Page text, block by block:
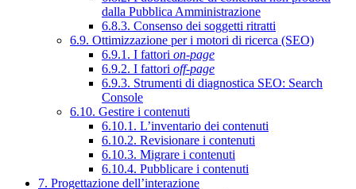
dalla Pubblica Amministrazione
6.8.3. Consenso dei soggetti ritratti
6.9. Ottimizzazione per i motori di ricerca (SEO)
6.9.1. I fattori on-page
6.9.2. I fattori off-page
6.9.3. Strumenti di diagnostica SEO: Search
Console
6.10. Gestire i contenuti
6.10.1. L’inventario dei contenuti
6.10.2. Revisionare i contenuti
6.10.3. Migrare i contenuti
6.10.4. Pubblicare i contenuti
7. Progettazione dell’interazione